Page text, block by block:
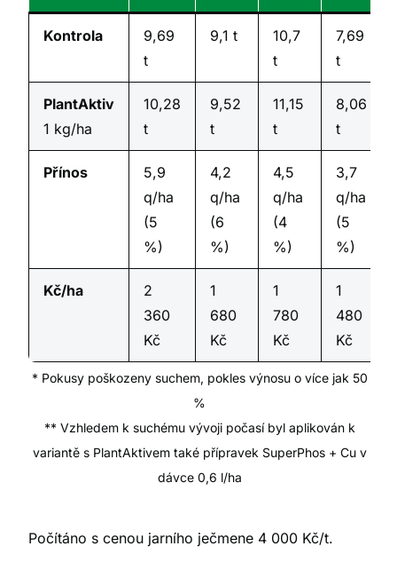
Kontrola
9,69
t
9,1 t
10,7
t
7,69
t
PlantAktiv
1 kg/ha
10,28
t
9,52
t
11,15
t
8,06
t
Přínos
5,9
q/ha
(5
%)
4,2
q/ha
(6
%)
4,5
q/ha
(4
%)
3,7
q/ha
(5
%)
Kč/ha
2
360
Kč
1
680
Kč
1
780
Kč
1
480
Kč
* Pokusy poškozeny suchem, pokles výnosu o více jak 50
%
** Vzhledem k suchému vývoji počasí byl aplikován k
variantě s PlantAktivem také přípravek SuperPhos + Cu v
dávce 0,6 l/ha
Počítáno s cenou jarního ječmene 4 000 Kč/t.